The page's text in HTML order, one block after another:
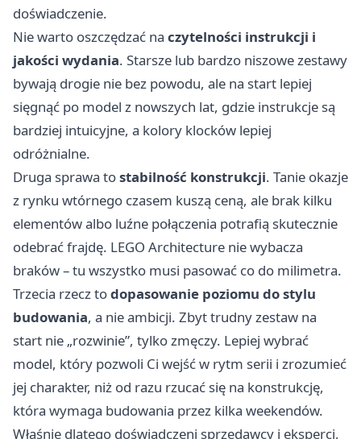
doświadczenie.
Nie warto oszczędzać na czytelności instrukcji i
jakości wydania. Starsze lub bardzo niszowe zestawy
bywają drogie nie bez powodu, ale na start lepiej
sięgnąć po model z nowszych lat, gdzie instrukcje są
bardziej intuicyjne, a kolory klocków lepiej
odróżnialne.
Druga sprawa tostabilność konstrukcji. Tanie okazje
z rynku wtórnego czasem kuszą ceną, ale brak kilku
elementów albo luźne połączenia potrafią skutecznie
odebrać frajdę. LEGO Architecture nie wybacza
braków – tu wszystko musi pasować co do milimetra.
Trzecia rzecz todopasowanie poziomu do stylu
budowania, a nie ambicji. Zbyt trudny zestaw na
start nie „rozwinie”, tylko zmęczy. Lepiej wybrać
model, który pozwoli Ci wejść w rytm serii i zrozumieć
jej charakter, niż od razu rzucać się na konstrukcję,
która wymaga budowania przez kilka weekendów.
Właśnie dlatego doświadczeni sprzedawcy i eksperci,